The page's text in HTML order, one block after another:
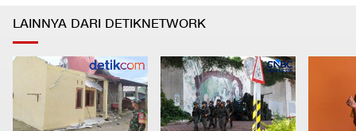
LAINNYA DARI DETIKNETWORK